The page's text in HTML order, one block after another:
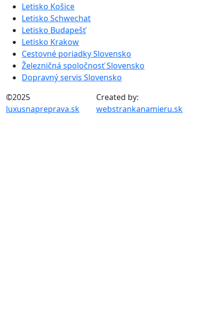
Letisko Košice
Letisko Schwechat
Letisko Budapešť
Letisko Krakow
Cestovné poriadky Slovensko
Železničná spoločnosť Slovensko
Dopravný servis Slovensko
©2025
luxusnapreprava.sk
Created by:
webstrankanamieru.sk